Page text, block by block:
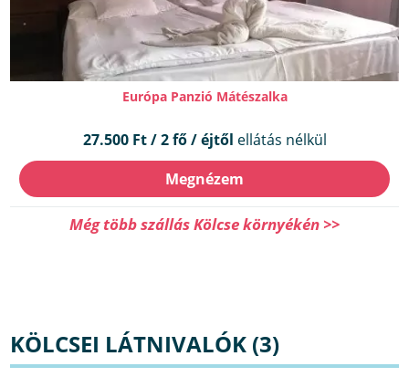
Európa Panzió Mátészalka
27.500 Ft / 2 fő / éjtől ellátás nélkül
Megnézem
Még több szállás Kölcse környékén >>
KÖLCSEI LÁTNIVALÓK (3)